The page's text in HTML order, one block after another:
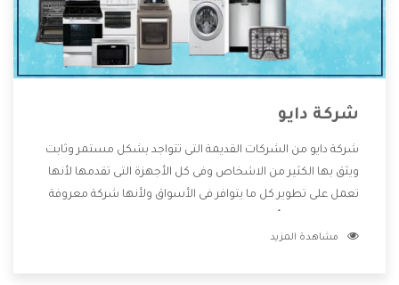
شركة دايو
شركة دايو من الشركات القديمة التى تتواجد بشكل مستمر وثابت
ويثق بها الكثير من الاشخاص وفى كل الأجهزة التى تقدمها لأنها
تعمل على تطوير كل ما يتوافر فى الأسواق ولأنها شركة معروفة
للعملاء أقوى العروض والخصومات التى تسهل على المستهلك
مشاهدة المزيد